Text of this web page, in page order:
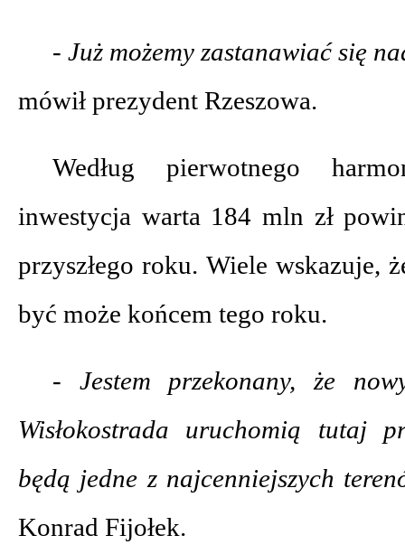
- Już możemy zastanawiać się
mówił prezydent Rzeszowa.
Według pierwotnego
inwestycja warta 184 mln zł
przyszłego roku. Wiele wskazuje,
być może końcem tego roku.
- Jestem przekonany, że
Wisłokostrada uruchomią tutaj
będą jedne z najcenniejszych
Konrad Fijołek.